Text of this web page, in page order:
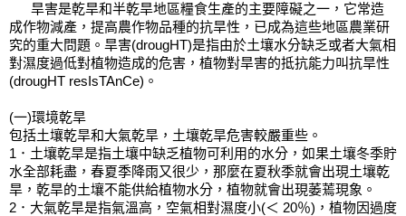
成作物減產，提高農作物品種的抗旱性，已成為這些地區農業研
究的重大問題。旱害(drougHT)是指由於土壤水分缺乏或者大氣相
對濕度過低對植物造成的危害，植物對旱害的抵抗能力叫抗旱性
(drougHT resIsTAnCe)。
(一)環境乾旱
包括土壤乾旱和大氣乾旱，土壤乾旱危害較嚴重些。
1．土壤乾旱是指土壤中缺乏植物可利用的水分，如果土壤冬季貯
水全部耗盡，春夏季降雨又很少，那麼在夏秋季就會出現土壤乾
旱，乾旱的土壤不能供給植物水分，植物就會出現萎蔫現象。
2．大氣乾旱是指氣溫高，空氣相對濕度小(＜ 20％)，植物因過度